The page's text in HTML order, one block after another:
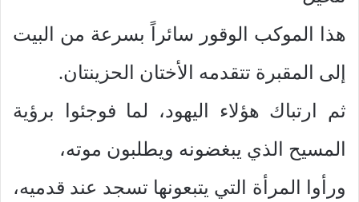
هذا الموكب الوقور سائراً بسرعة من البيت
إلى المقبرة تتقدمه الأختان الحزينتان.
ثم ارتباك هؤلاء اليهود، لما فوجئوا برؤية
المسيح الذي يبغضونه ويطلبون موته،
ورأوا المرأة التي يتبعونها تسجد عند قدميه،